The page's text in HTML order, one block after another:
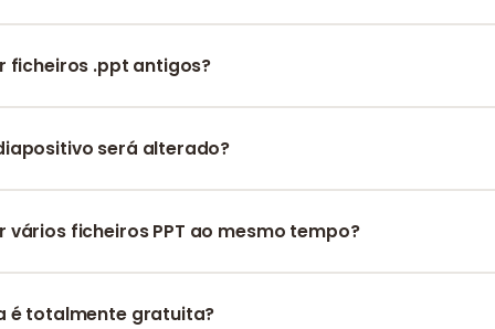
ficheiros .ppt antigos?
será alterado?
vários ficheiros PPT ao mesmo tempo?
o documento desejado.
é totalmente gratuita?